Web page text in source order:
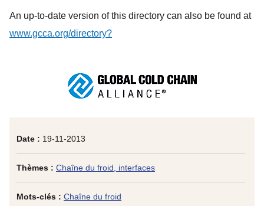
Date : 19-11-2013
Thèmes : Chaîne du froid, interfaces
Mots-clés : Chaîne du froid
An up-to-date version of this directory can also be found at
www.gcca.org/directory?